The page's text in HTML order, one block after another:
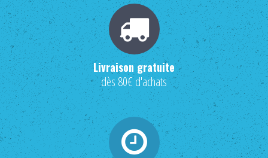
Livraison gratuite
dès 80€ d'achats